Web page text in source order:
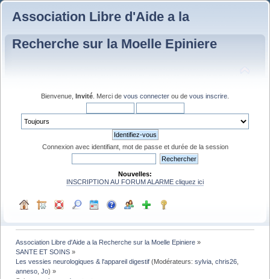
Association Libre d'Aide a la
Recherche sur la Moelle Epiniere
Bienvenue, Invité . Merci de vous connecter ou de vous inscrire
Connexion avec identifiant, mot de passe et durée de la session
Nouvelles:
INSCRIPTION AU FORUM ALARME cliquez ici
Association Libre d'Aide a la Recherche sur la Moelle Epiniere »
SANTE ET SOINS »
Les vessies neurologiques & l'appareil digestif (Modérateurs:sylvia ,chris26
anneso ,Jo) »